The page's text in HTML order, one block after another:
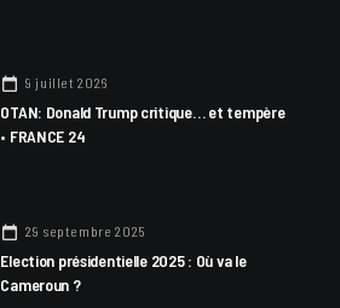
9 juillet 2026
OTAN: Donald Trump critique… et tempère
• FRANCE 24
29 septembre 2025
Election présidentielle 2025 : Où va le
Cameroun ?